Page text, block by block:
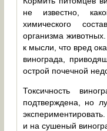
не известно,
химического
организма
к мысли, что вред
винограда,
острой почечной
Токсичность
подтверждена, но
и на сушеный